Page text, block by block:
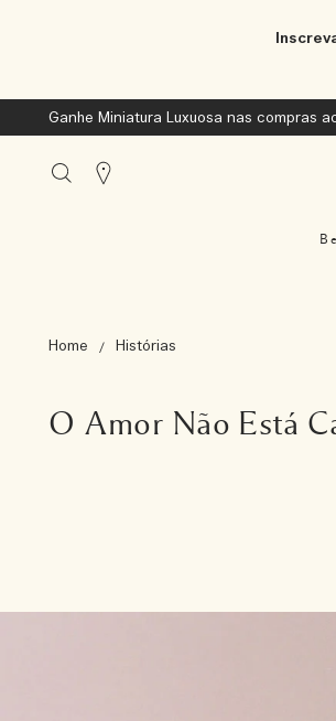
Ganhe Miniatura Luxuosa nas compras
Stores
Home Histórias
O Amor Não Está